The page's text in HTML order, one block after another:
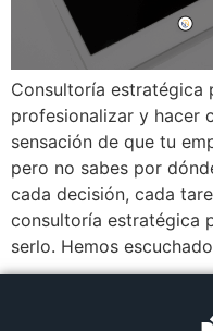
Consultoría estratégica
profesionalizar y hacer
sensación de que tu
pero no sabes por
cada decisión, cada
consultoría estratégica
serlo. Hemos